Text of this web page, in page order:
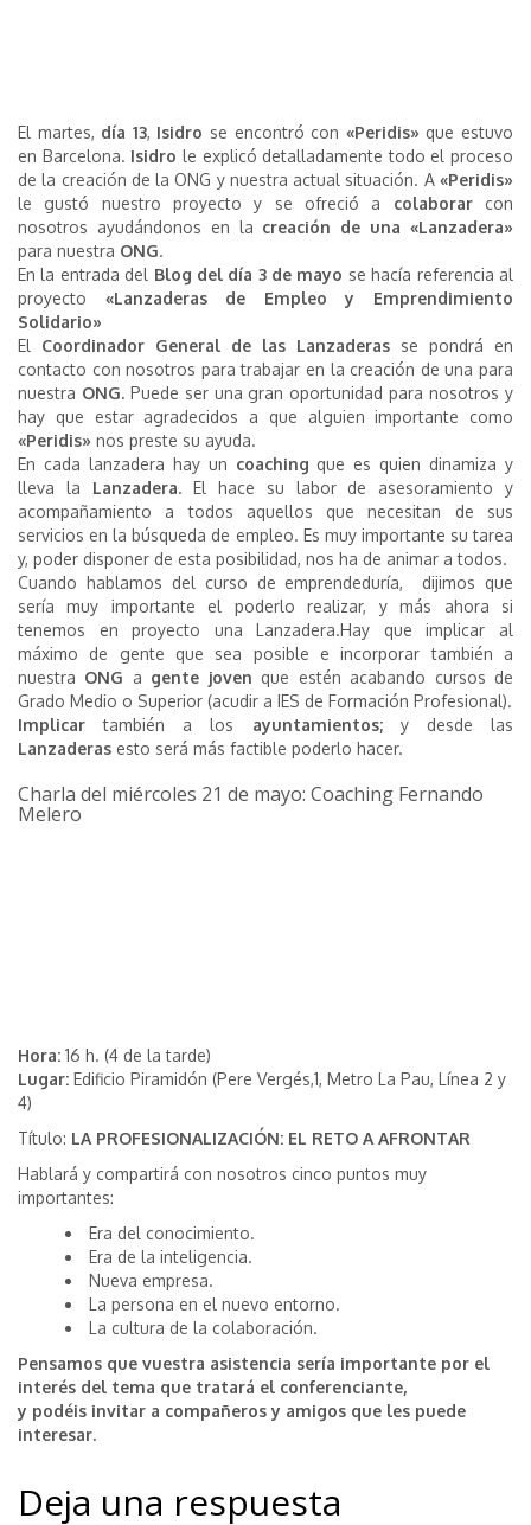
El martes, día 13, Isidro se encontró con «Peridis»que estuvo
en Barcelona. Isidro le explicó detalladamente todo el proceso
de la creación de la ONG y nuestra actual situación. A «Peridis»
le gustó nuestro proyecto y se ofreció a colaborarcon
nosotros ayudándonos en la creación de una «Lanzadera»
para nuestra ONG.
En la entrada del Blog del día 3 de mayo se hacía referencia al
proyecto «Lanzaderas de Empleo y
Emprendimiento
Solidario»
El Coordinador General de las Lanzaderas se pondrá en
contacto con nosotros para trabajar en la creación de una para
nuestra ONG.Puede ser una gran oportunidad para nosotros y
hay que estar agradecidos a que alguien importante como
«Peridis» nos preste su ayuda.
En cada lanzadera hay un coachingque es quien dinamiza y
lleva la Lanzadera. El hace su labor de asesoramiento y
acompañamiento a todos aquellos que necesitan de sus
servicios en la búsqueda de empleo. Es muy importante su tarea
y, poder disponer de esta posibilidad, nos ha de animar a todos.
Cuando hablamos del curso de emprendeduría, dijimos que
sería muy importante el poderlo realizar, y más ahora si
tenemos en proyecto una Lanzadera.Hay que implicar al
máximo de gente que sea posible e incorporar también a
nuestra ONG a gente joven que estén acabando cursos de
Grado Medio o Superior (acudir a IES de Formación Profesional).
Implicar también a los ayuntamientos;y desde las
Lanzaderas esto será más factible poderlo hacer.
Charla del miércoles 21 de mayo: Coaching Fernando
Melero
Hora: 16 h. (4 de la tarde)
Lugar: Edificio Piramidón (Pere Vergés,1, Metro La Pau, Línea 2 y
4)
Título: LA PROFESIONALIZACIÓN: EL RETO A AFRONTAR
Hablará y compartirá con nosotros cinco puntos muy
importantes:
Era del conocimiento.
Era de la inteligencia.
Nueva empresa.
La persona en el nuevo entorno.
La cultura de la colaboración.
Pensamos que vuestra asistencia sería importante por el
interés del tema que tratará el conferenciante,
y podéis invitar a compañeros y amigos que les puede
interesar.
Deja una respuesta